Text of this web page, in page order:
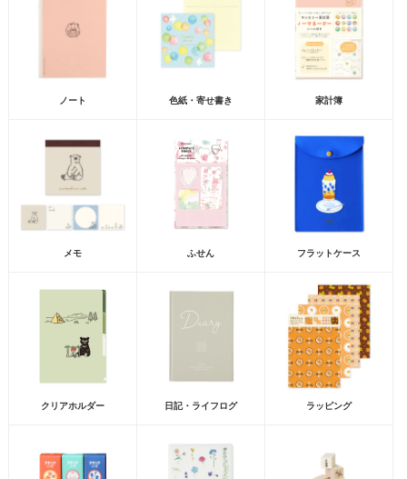
ノート 色紙・寄せ書き 家計簿
メモ ふせん フラットケース
クリアホルダー 日記・ライフログ ラッピング